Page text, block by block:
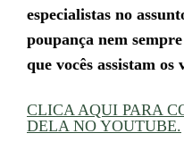
especialistas no
poupança nem
que vocês assistam
CLICA AQUI PARA
DELA NO YOUTUBE.